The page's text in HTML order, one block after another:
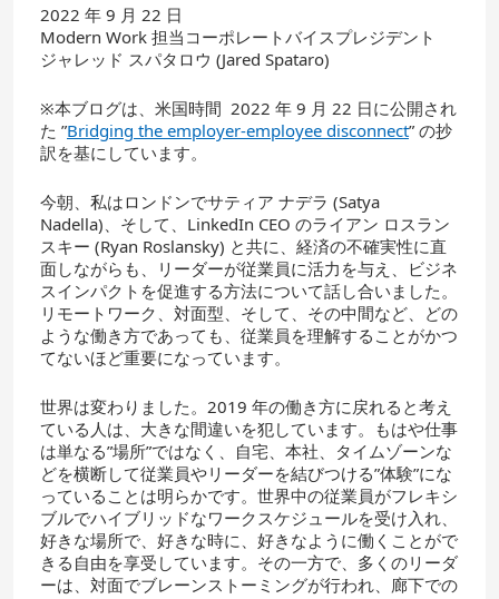
2022 年 9 月 22 日
Modern Work 担当コーポレートバイスプレジデント
ジャレッド スパタロウ (Jared Spataro)
※本ブログは、米国時間 2022 年 9 月 22 日に公開され
た ”Bridging the employer-employee disconnect” の抄
訳を基にしています。
今朝、私はロンドンでサティア ナデラ (Satya
Nadella)、そして、LinkedIn CEO のライアン ロスラン
スキー (Ryan Roslansky) と共に、経済の不確実性に直
面しながらも、リーダーが従業員に活力を与え、ビジネ
スインパクトを促進する方法について話し合いました。
リモートワーク、対面型、そして、その中間など、どの
ような働き方であっても、従業員を理解することがかつ
てないほど重要になっています。
世界は変わりました。2019 年の働き方に戻れると考え
ている人は、大きな間違いを犯しています。もはや仕事
は単なる”場所”ではなく、自宅、本社、タイムゾーンな
どを横断して従業員やリーダーを結びつける”体験”にな
っていることは明らかです。世界中の従業員がフレキシ
ブルでハイブリッドなワークスケジュールを受け入れ、
好きな場所で、好きな時に、好きなように働くことがで
きる自由を享受しています。その一方で、多くのリーダ
ーは、対面でブレーンストーミングが行われ、廊下での